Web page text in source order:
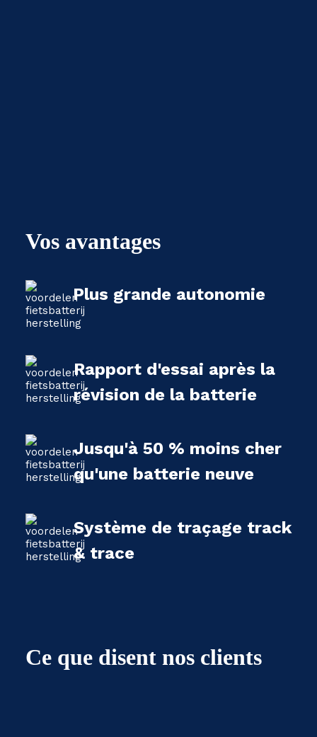
Vos avantages
Plus grande autonomie
Rapport d'essai après la
révision de la batterie
Jusqu'à 50 % moins cher
qu'une batterie neuve
Système de traçage track
& trace
Ce que disent nos clients